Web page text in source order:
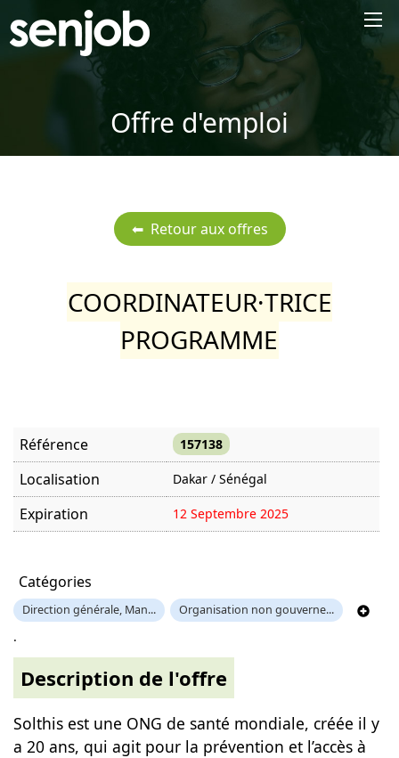
Offre d'emploi
COORDINATEUR·TRICE
PROGRAMME
Référence 157138
Localisation Dakar / Sénégal
Expiration 12 Septembre 2025
Catégories
Direction générale, Man... Organisation non gouverne...
.
Description de l'offre
Solthis est une ONG de santé mondiale, créée il y
a 20 ans, qui agit pour la prévention et l’accès à